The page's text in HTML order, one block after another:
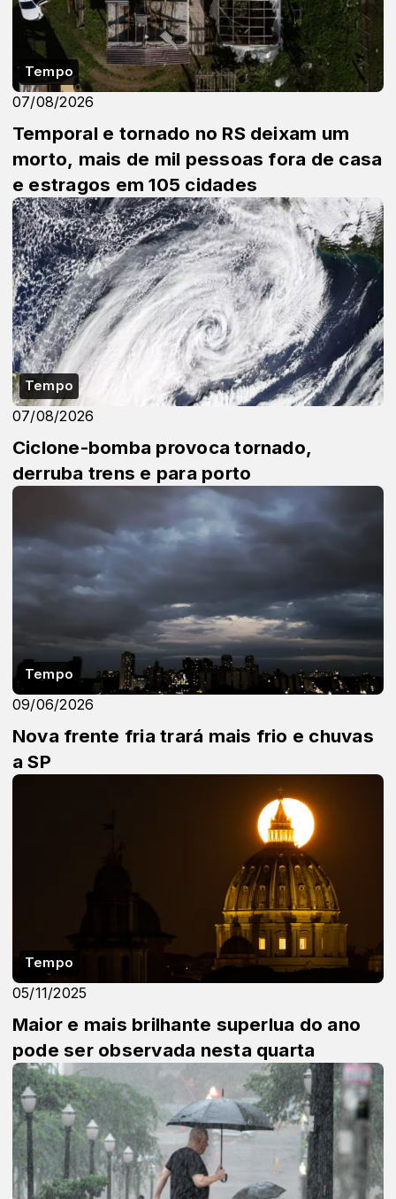
Tempo
07/08/2026
Temporal e tornado no RS deixam um
morto, mais de mil pessoas fora de casa
e estragos em 105 cidades
Tempo
07/08/2026
Ciclone-bomba provoca tornado,
derruba trens e para porto
Tempo
09/06/2026
Nova frente fria trará mais frio e chuvas
a SP
Tempo
05/11/2025
Maior e mais brilhante superlua do ano
pode ser observada nesta quarta